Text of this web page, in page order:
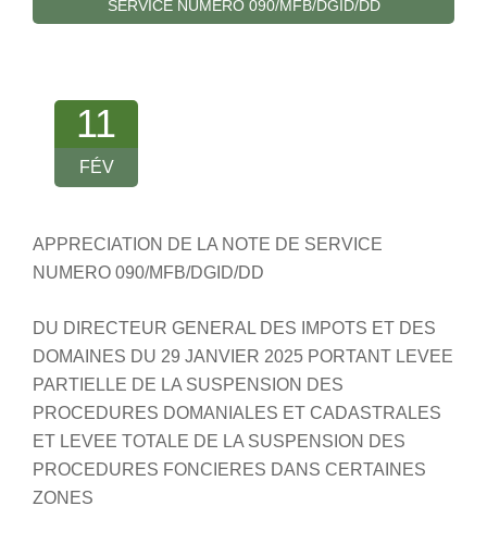
SERVICE NUMERO 090/MFB/DGID/DD
11
FÉV
APPRECIATION DE LA NOTE DE SERVICE
NUMERO 090/MFB/DGID/DD
DU DIRECTEUR GENERAL DES IMPOTS ET DES
DOMAINES DU 29 JANVIER 2025 PORTANT LEVEE
PARTIELLE DE LA SUSPENSION DES
PROCEDURES DOMANIALES ET CADASTRALES
ET LEVEE TOTALE DE LA SUSPENSION DES
PROCEDURES FONCIERES DANS CERTAINES
ZONES